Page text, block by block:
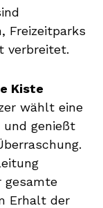
Freizeitparks
verbreitet.
Kiste
wählt eine
und genießt
gesamte
Erhalt der